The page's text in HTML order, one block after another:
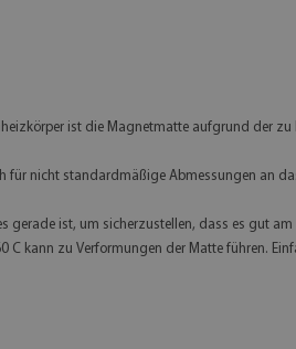
ist die Magnetmatte aufgrund der
für nicht standardmäßige Abmessungen an
gerade ist, um sicherzustellen, dass es gut am
C kann zu Verformungen der Matte führen.